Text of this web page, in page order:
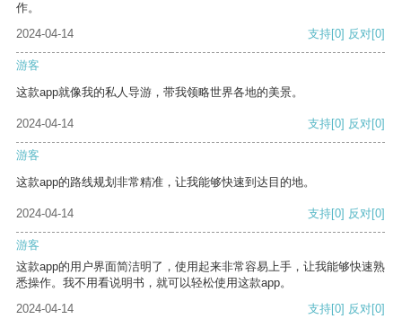
作。
2024-04-14
支持[0] 反对[0]
游客
这款app就像我的私人导游，带我领略世界各地的美景。
2024-04-14 支持[0] 反对[0]
游客
这款app的路线规划非常精准，让我能够快速到达目的地。
2024-04-14 支持[0] 反对[0]
游客
这款app的用户界面简洁明了，使用起来非常容易上手，让我能够快速熟
悉操作。我不用看说明书，就可以轻松使用这款app。
2024-04-14
支持[0] 反对[0]